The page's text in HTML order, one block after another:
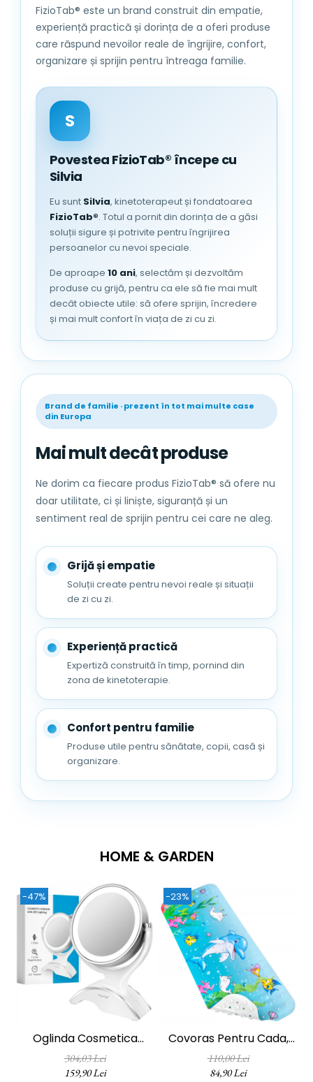
Continut pachet: 1 x 3D placa acryl,1 x
suport cu tehnologie LED, 1 x cablu USB,
1 x instructiuni.
FizioTab® -
CADOUL PERFECT PENTRU CEI
DRAGI!
FizioTab® este un brand construit din empatie,
experiență practică și dorința de a oferi produse
care răspund nevoilor reale de îngrijire, confort,
organizare și sprijin pentru întreaga familie.
S
Povestea FizioTab® începe cu
Silvia
Eu sunt Silvia, kinetoterapeut și fondatoarea
FizioTab®. Totul a pornit din dorința de a găsi
soluții sigure și potrivite pentru îngrijirea
persoanelor cu nevoi speciale.
De aproape 10 ani, selectăm și dezvoltăm
produse cu grijă, pentru ca ele să fie mai mult
decât obiecte utile: să ofere sprijin, încredere
și mai mult confort în viața de zi cu zi.
Brand de familie · prezent în tot mai multe case
din Europa
Mai mult decât produse
Ne dorim ca fiecare produs FizioTab® să ofere nu
doar utilitate, ci și liniște, siguranță și un
sentiment real de sprijin pentru cei care ne aleg.
Grijă și empatie
Soluții create pentru nevoi reale și situații
de zi cu zi.
Experiență practică
Expertiză construită în timp, pornind din
zona de kinetoterapie.
Confort pentru familie
Produse utile pentru sănătate, copii, casă și
organizare.
HOME & GARDEN
-47%
Oglinda Cosmetica
FizioTab®, Iluminata Led,
Dimabila, 2 Fete, Marire
304,03 Lei
159,90 Lei
-23%
Covoras Pentru Cada,
Anti-Alunecare,
FizioTab®, 100x40 Cm,
110,00 Lei
84,90 Lei